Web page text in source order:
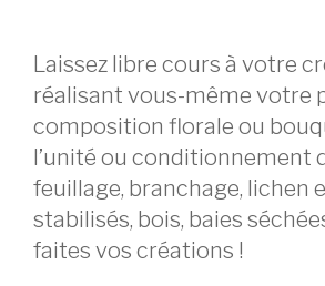
Laissez libre cours à votre
réalisant vous-même votre
composition florale ou
l’unité ou conditionnement
feuillage, branchage, lichen
stabilisés, bois, baies
faites vos créations !